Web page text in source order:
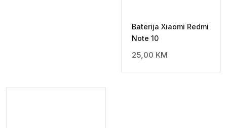
Baterija Xiaomi Redmi
Note 10
25,00 KM